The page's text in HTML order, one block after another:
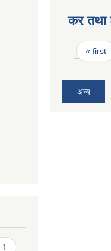
1
कर
Pages
« first
अन्य